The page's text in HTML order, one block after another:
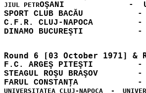
JIUL PETROŞANI             -
SPORT CLUB BACĂU
C.F.R. CLUJ-NAPOCA
DINAMO BUCUREŞTI           -
F.C. ARGEŞ PITEŞTI
STEAGUL ROŞU BRAŞOV